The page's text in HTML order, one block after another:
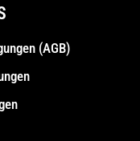
(AGB)